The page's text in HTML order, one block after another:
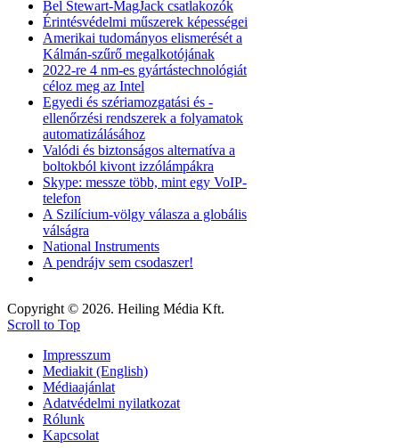
Bel Stewart-MagJack csatlakozók
Érintésvédelmi műszerek képességei
Amerikai tudományos elismerését a
Kálmán-szűrő megalkotójának
2022-re 4 nm-es gyártástechnológiát
céloz meg az Intel
Egyedi és szériamozgatási és -
ellenőrzési rendszerek a folyamatok
automatizálásához
Valódi és biztonságos alternatíva a
boltokból kivont izzólámpákra
Skype: messze több, mint egy VoIP-
telefon
A Szilícium-völgy válasza a globális
válságra
National Instruments
A pendrájv sem csodaszer!
Copyright © 2026. Heiling Média Kft.
Scroll to Top
Impresszum
Mediakit (English)
Médiaajánlat
Adatvédelmi nyilatkozat
Rólunk
Kapcsolat